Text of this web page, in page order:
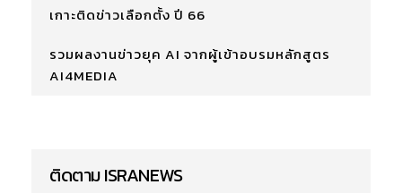
เกาะติดข่าวเลือกตั้ง ปี 66
รวมผลงานข่าวยุค AI จากผู้เข้าอบรมหลักสูตร
AI4MEDIA
ติดตาม ISRANEWS